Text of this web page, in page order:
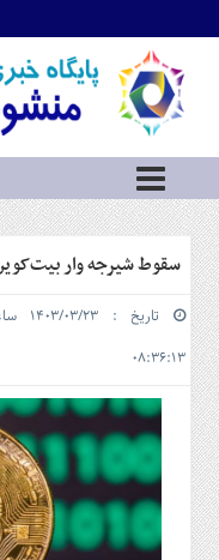
اطلاعات
تماس
ما
درباره
ما
سرویس
ها
بازار
سرمایه
و
بورس
مسکن
و
شهری
گاز
سقوط شیرجه وار
تاریخ
۰۸:۳۶:۱۳